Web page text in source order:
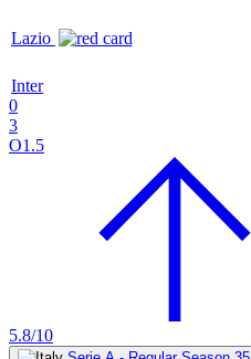
Lazio
Inter
0
3
O1.5
5.8/10